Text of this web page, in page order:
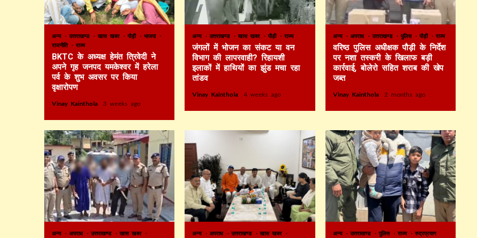
अन्य उत्तराखण्ड खास खबर पौड़ी
भाजपा
राजनीति
राज्य
BKTC के अध्यक्ष हेमंत त्रिवेदी ने
अपने गृह जनपद यमकेश्वर में हरेला
पर्व के शुभ अवसर पर किया
वृक्षारोपण
Vinay Kainthola 3 weeks ago
अन्य उत्तराखण्ड खास खबर पौड़ी राज्य
जंगलों में भोजन का संकट या वन
विभाग की लापरवाही? रिहायशी
इलाकों में हाथियों का झुंड मचा रहा
तांडव
Vinay Kainthola 4 weeks ago
अन्य अपराध उत्तराखण्ड पुलिस पौड़ी राज्य
वरिष्ठ पुलिस अधीक्षक पौड़ी के निर्देश
पर नशा तस्करी के खिलाफ बड़ी
कार्रवाई, बोलेरो सहित शराब की खेप
जब्त
Vinay Kainthola 2 months ago
अन्य अपराध उत्तराखण्ड
खास खबर
अन्य अपराध उत्तराखण्ड
खास खबर
अन्य उत्तराखण्ड पुलिस राज्य रुद्रप्रयाग